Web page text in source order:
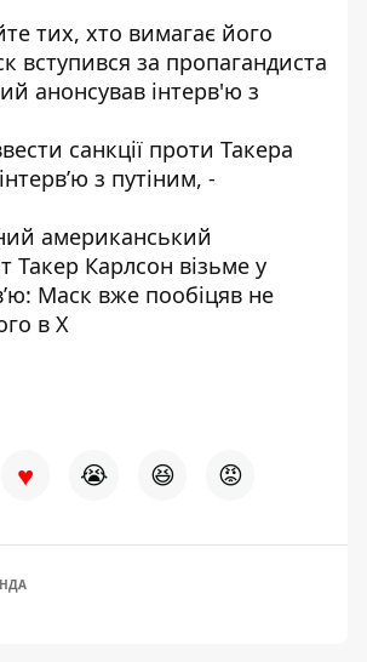
тих, хто вимагає його
вступився за пропагандиста
анонсував інтерв'ю з
санкції проти Такера
з путіним, -
американський
Такер Карлсон візьме у
Маск вже пообіцяв не
в X
♥ 😭 😆 😡